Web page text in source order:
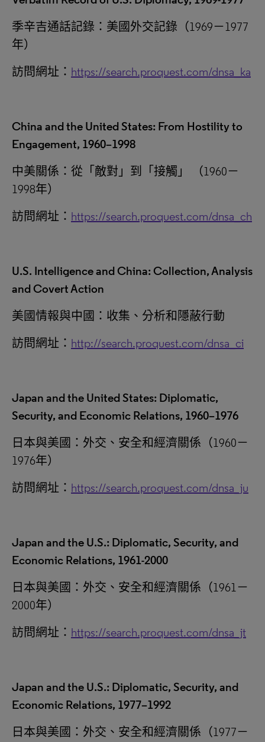
季辛吉通話記錄：美國外交記錄（1969－1977
年）
訪問網址： https://search.proquest.com/dnsa_ka
China and the United States: From Hostility to
Engagement, 1960–1998
中美關係：從 「 敵對 」 到 「 接觸 」
（1960－
1998年）
訪問網址： https://search.proquest.com/dnsa_ch
U.S. Intelligence and China: Collection, Analysis
and Covert Action
美國情報與中國：收集、分析和隱蔽行動
訪問網址： http://search.proquest.com/dnsa_ci
Japan and the United States: Diplomatic,
Security, and Economic Relations, 1960–1976
日本與美國：外交、安全和經濟關係（1960－
1976年）
訪問網址： https://search.proquest.com/dnsa_ju
Japan and the U.S.: Diplomatic, Security, and
Economic Relations, 1961-2000
日本與美國：外交、安全和經濟關係（1961－
2000年）
訪問網址： https://search.proquest.com/dnsa_jt
Japan and the U.S.: Diplomatic, Security, and
Economic Relations, 1977–1992
日本與美國：外交、安全和經濟關係（1977－